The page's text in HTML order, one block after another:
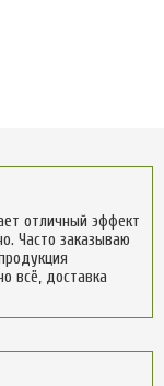
отличный эффект
Часто заказываю
всё, доставка